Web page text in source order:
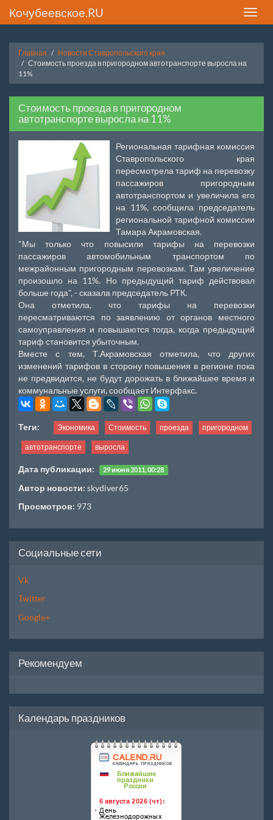
Toggle
Кочубеевское.RU
Главная
Новости Ставропольского края
Стоимость проезда в пригородном автотранспорте выросла на
11%
Стоимость проезда в пригородном
автотранспорте выросла на 11%
Региональная тарифная комиссия
Ставропольского края
пересмотрела тариф на перевозку
пассажиров пригородным
автотранспортом и увеличила его
на 11%, сообщила председатель
региональной тарифной комиссии
Тамара Акрамовская.
"Мы только что повысили тарифы на перевозки
пассажиров автомобильным транспортом по
межрайонным пригородным перевозкам. Там увеличение
произошло на 11%. Но предыдущий тариф действовал
больше года", - сказала председатель РТК.
Она отметила, что тарифы на перевозки
пересматриваются по заявлению от органов местного
самоуправления и повышаются тогда, когда предыдущий
тариф становится убыточным.
Вместе с тем, Т.Акрамовская отметила, что других
изменений тарифов в сторону повышения в регионе пока
не предвидится, не будут дорожать в ближайшее время и
коммунальные услуги, сообщает Интерфакс.
Теги: Экономика Стоимость проезда пригородном
автотранспорте выросла
Дата публикации: 29 июня 2011, 00:28
Автор новости: skydiver65
Просмотров: 973
Социальные сети
Vk
Twitter
Google+
Рекомендуем
Календарь праздников